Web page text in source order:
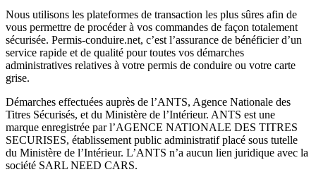
Nous utilisons les plateformes de transaction les plus sûres afin de
vous permettre de procéder à vos commandes de façon totalement
sécurisée. Permis-conduire.net, c’est l’assurance de bénéficier d’un
service rapide et de qualité pour toutes vos démarches
administratives relatives à votre permis de conduire ou votre carte
grise.
Démarches effectuées auprès de l’ANTS, Agence Nationale des
Titres Sécurisés, et du Ministère de l’Intérieur. ANTS est une
marque enregistrée par l’AGENCE NATIONALE DES TITRES
SECURISES, établissement public administratif placé sous tutelle
du Ministère de l’Intérieur. L’ANTS n’a aucun lien juridique avec la
société SARL NEED CARS.